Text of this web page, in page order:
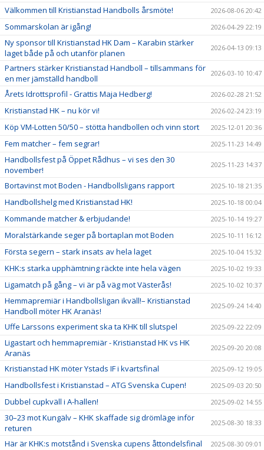
Välkommen till Kristianstad Handbolls årsmöte! 2026-08-06 20:42
Sommarskolan är igång! 2026-04-29 22:19
Ny sponsor till Kristianstad HK Dam – Karabin stärker
laget både på och utanför planen
2026-04-13 09:13
Partners stärker Kristianstad Handboll – tillsammans för
en mer jämställd handboll
2026-03-10 10:47
Årets Idrottsprofil - Grattis Maja Hedberg! 2026-02-28 21:52
Kristianstad HK – nu kör vi! 2026-02-24 23:19
Köp VM-Lotten 50/50 – stötta handbollen och vinn stort 2025-12-01 20:36
Fem matcher – fem segrar! 2025-11-23 14:49
Handbollsfest på Öppet Rådhus – vi ses den 30
november!
2025-11-23 14:37
Bortavinst mot Boden - Handbollsligans rapport 2025-10-18 21:35
Handbollshelg med Kristianstad HK! 2025-10-18 00:04
Kommande matcher & erbjudande! 2025-10-14 19:27
Moralstärkande seger på bortaplan mot Boden 2025-10-11 16:12
Första segern – stark insats av hela laget 2025-10-04 15:32
KHK:s starka upphämtning räckte inte hela vägen 2025-10-02 19:33
Ligamatch på gång – vi är på väg mot Västerås! 2025-10-02 10:37
Hemmapremiär i Handbollsligan ikväll!– Kristianstad
Handboll möter HK Aranäs!
2025-09-24 14:40
Uffe Larssons experiment ska ta KHK till slutspel 2025-09-22 22:09
Ligastart och hemmapremiär - Kristianstad HK vs HK
Aranäs
2025-09-20 20:08
Kristianstad HK möter Ystads IF i kvartsfinal 2025-09-12 19:05
Handbollsfest i Kristianstad – ATG Svenska Cupen! 2025-09-03 20:50
Dubbel cupkväll i A-hallen! 2025-09-02 14:55
30–23 mot Kungälv – KHK skaffade sig drömläge inför
returen
2025-08-30 18:33
Här är KHK:s motstånd i Svenska cupens åttondelsfinal 2025-08-30 09:01